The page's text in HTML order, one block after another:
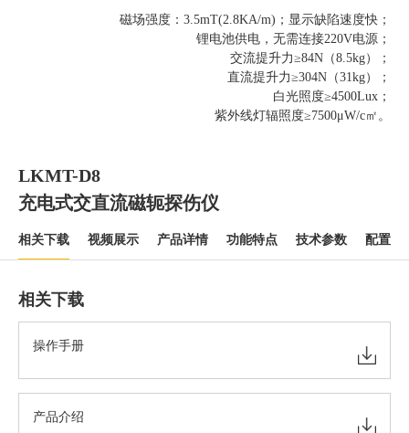
磁场强度：3.5mT(2.8KA/m)；显示缺陷速度快；
锂电池供电，无需连接220V电源；
交流提升力≥84N（8.5kg）；
直流提升力≥304N（31kg）；
白光照度≥4500Lux；
紫外线灯辐照度≥7500μW/c㎡。
LKMT-D8
充电式交直流磁轭探伤仪
相关下载 视频展示 产品详情 功能特点 技术参数 配置清
相关下载
操作手册
产品介绍